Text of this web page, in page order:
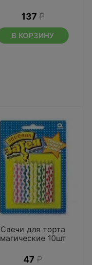
137 ₽
В КОРЗИНУ
Свечи для торта
магические 10шт
47 ₽